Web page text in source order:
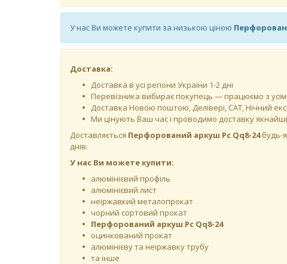
У нас Ви можете купити за низькою ціною
Доставка:
Доставка в усі регіони України 1-2 дні
Перевізника вибирає покупець — працюємо з
Доставка Новою поштою, Делівері, САТ, Нічний
Ми цінують Ваш час і проводимо доставку
Доставляється Перфорований аркуш Pc Qq8-24будь-
днів.
У нас Ви можете купити:
алюмінієвий профіль
алюмінієвий лист
неіржавкий металопрокат
чорний сортовий прокат
Перфорований аркуш Pc Qq8-24
оцинкований прокат
алюмінієву та неіржавку трубу
та інше